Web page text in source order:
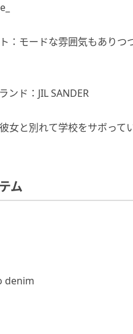
：モードな雰囲気もあり
ンド：JIL SANDER
女と別れて学校をサボっ
ム
denim